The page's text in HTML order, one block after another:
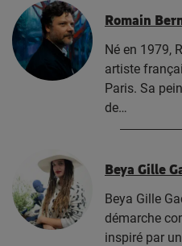
Romain
Né en 1979,
artiste
Paris. Sa
de…
Beya Gille
Beya Gille
démarche
inspiré par